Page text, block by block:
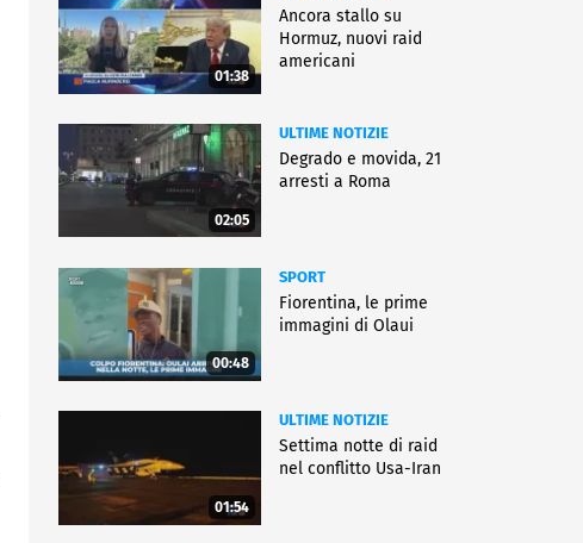
01:38
Ancora stallo su
Hormuz, nuovi raid
americani
02:05
ULTIME NOTIZIE
Degrado e movida, 21
arresti a Roma
00:48
SPORT
Fiorentina, le prime
immagini di Olaui
01:54
ULTIME NOTIZIE
Settima notte di raid
nel conflitto Usa-Iran